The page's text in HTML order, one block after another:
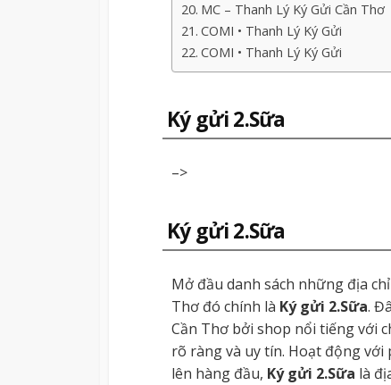
MC – Thanh Lý Ký Gửi Cần Thơ
COMI • Thanh Lý Ký Gửi
COMI • Thanh Lý Ký Gửi
Ký gửi 2.Sữa
–>
Ký gửi 2.Sữa
Mở đầu danh sách những địa
Thơ đó chính là Ký gửi 2.Sữa.
Cần Thơ bởi shop nổi tiếng với
rõ ràng và uy tín. Hoạt động
lên hàng đầu, Ký gửi 2.Sữa là